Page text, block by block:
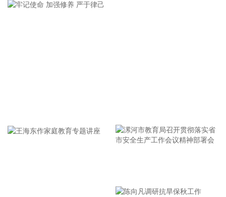
美国国会参议院8日通过一项联邦政府临时拨款法案，以避免
至上、生命至上，坚持“从最坏处着眼、做到顶格防御、打足提
前量”，立足台风正面登陆、贯穿全省、长时间影响、风雨
市安全生产工作会议精神部署